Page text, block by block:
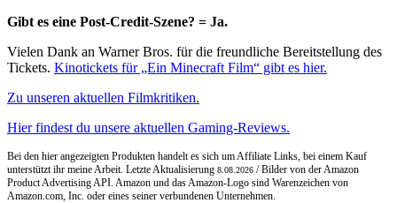
Gibt es eine Post-Credit-Szene? = Ja.
Vielen Dank an Warner Bros. für die freundliche Bereitstellung des
Tickets. Kinotickets für „Ein Minecraft Film“ gibt es hier.
Zu unseren aktuellen Filmkritiken.
Hier findest du unsere aktuellen Gaming-Reviews.
Bei den hier angezeigten Produkten handelt es sich um Affiliate Links, bei einem Kauf
unterstützt ihr meine Arbeit. Letzte Aktualisierung 8.08.2026 / Bilder von der Amazon
Product Advertising API. Amazon und das Amazon-Logo sind Warenzeichen von
Amazon.com, Inc. oder eines seiner verbundenen Unternehmen.